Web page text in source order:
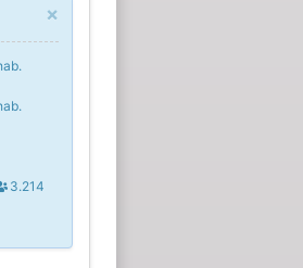
×
3.214